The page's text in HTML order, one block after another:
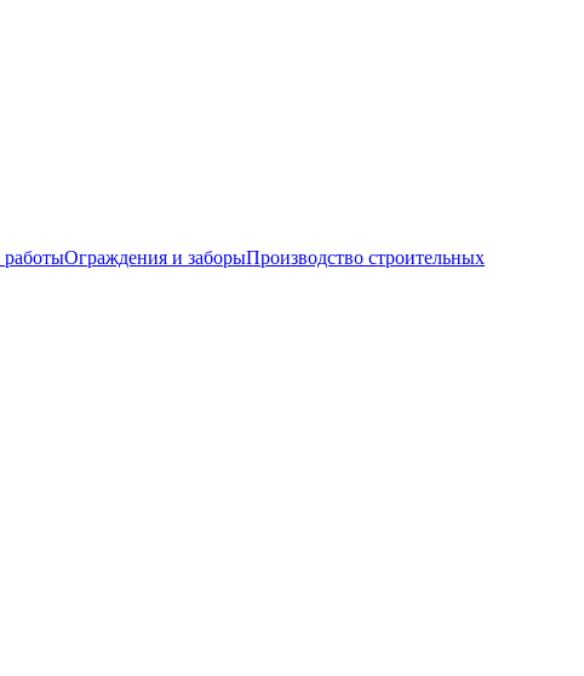
работыОграждения и заборыПроизводство строительных